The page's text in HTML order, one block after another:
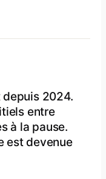
2024.
entre
à la pause.
est devenue